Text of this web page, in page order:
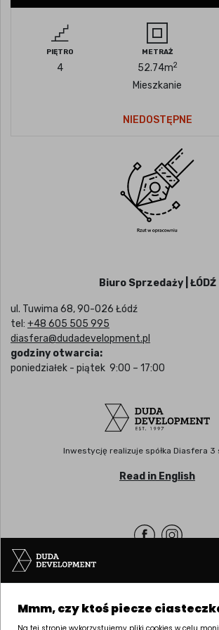
PIĘTRO
4
METRAŻ
52.74m2
Mieszkanie
NIEDOSTĘPNE
Biuro Sprzedaży | ŁÓDŹ
ul. Tuwima 68, 90-026 Łódź
tel: +48 605 505 995
diasfera@dudadevelopment.pl
godziny otwarcia:
poniedziałek - piątek 9:00 – 17:00
Inwestycję realizuje spółka Diasfera 3
Read in English
Siedziba | POZNAŃ
ul. Palacza 144, 60-278 Poznań
tel: +48 61 646 84 44
Mmm, czy ktoś piecze